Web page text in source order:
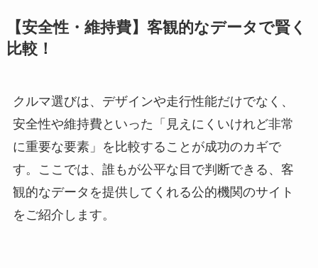
【安全性・維持費】客観的なデータで賢く
比較！
クルマ選びは、デザインや走行性能だけでなく、
安全性や維持費といった「見えにくいけれど非常
に重要な要素」を比較することが成功のカギで
す。ここでは、誰もが公平な目で判断できる、客
観的なデータを提供してくれる公的機関のサイト
をご紹介します。